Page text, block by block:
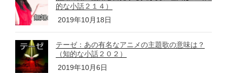
的な小話２１４）
2019年10月18日
テーゼ：あの有名なアニメの主題歌の意味は？
（知的な小話２０２）
2019年10月6日